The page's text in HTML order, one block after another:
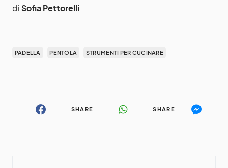
diSofia Pettorelli
PADELLA PENTOLA STRUMENTI PER CUCINARE
SHARE SHARE